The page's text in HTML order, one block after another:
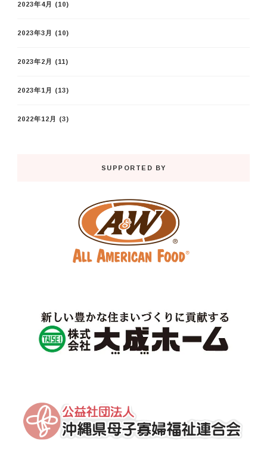
2023年4月 (10)
2023年3月 (10)
2023年2月 (11)
2023年1月 (13)
2022年12月 (3)
SUPPORTED BY